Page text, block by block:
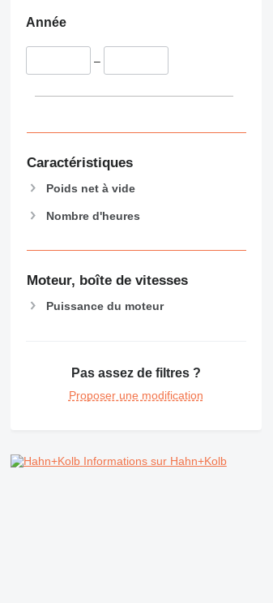
Année
–
Caractéristiques
Poids net à vide
Nombre d'heures
Moteur, boîte de vitesses
Puissance du moteur
Pas assez de filtres ?
Proposer une modification
Informations sur Hahn+Kolb